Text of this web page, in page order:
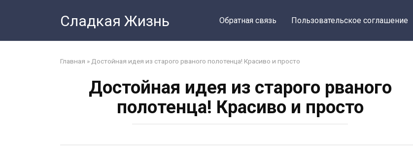
Сладкая Жизнь Обратная связь Пользовательское соглашение
Главная » Достойная идея из старого рваного полотенца! Красиво и просто
Достойная идея из старого рваного
полотенца! Красиво и просто